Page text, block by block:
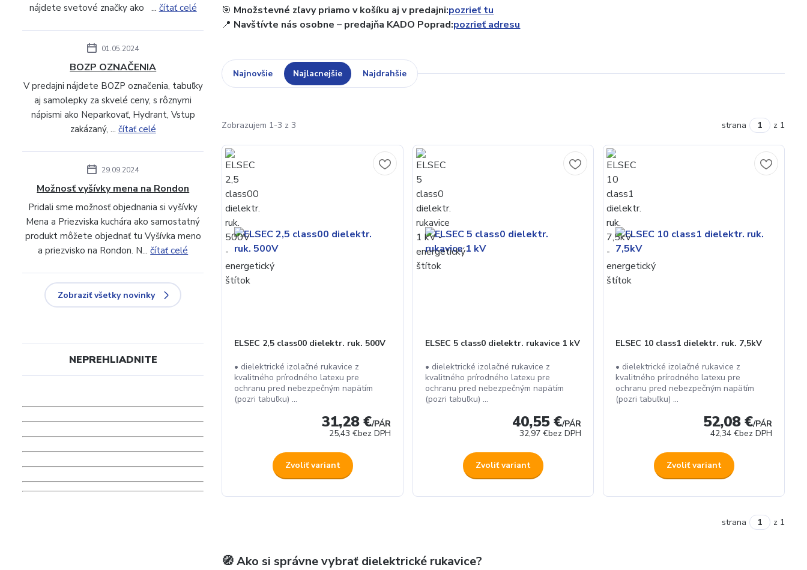
🎯 Množstevné zľavy priamo v košíku aj v predajni:pozrieť tu
📍 Navštívte nás osobne – predajňa KADO Poprad:pozrieť adresu
Najnovšie Najlacnejšie Najdrahšie
Zobrazujem 1-3 z 3 strana z 1
ELSEC 2,5 class00 dielektr. ruk. 500V
• dielektrické izolačné rukavice z
kvalitného prírodného latexu pre
ochranu pred nebezpečným napätím
(pozri tabuľku) ...
31,28 €/PÁR
25,43 €bez DPH
Zvoliť variant
ELSEC 5 class0 dielektr. rukavice 1 kV
• dielektrické izolačné rukavice z
kvalitného prírodného latexu pre
ochranu pred nebezpečným napätím
(pozri tabuľku) ...
40,55 €/PÁR
32,97 €bez DPH
Zvoliť variant
ELSEC 10 class1 dielektr. ruk. 7,5kV
• dielektrické izolačné rukavice z
kvalitného prírodného latexu pre
ochranu pred nebezpečným napätím
(pozri tabuľku) ...
52,08 €/PÁR
42,34 €bez DPH
Zvoliť variant
strana z 1
🧭 Ako si správne vybrať dielektrické rukavice?
nájdete svetové značky ako ... čítať celé
01.05.2024
BOZP OZNAČENIA
V predajni nájdete BOZP označenia, tabuľky
aj samolepky za skvelé ceny, s rôznymi
nápismi ako Neparkovať, Hydrant, Vstup
zakázaný, ... čítať celé
29.09.2024
Možnosť vyšívky mena na Rondon
Pridali sme možnosť objednania si vyšívky
Mena a Priezviska kuchára ako samostatný
produkt môžete objednať tu Vyšívka meno
a priezvisko na Rondon. N...čítať celé
Zobraziť všetky novinky
NEPREHLIADNITE